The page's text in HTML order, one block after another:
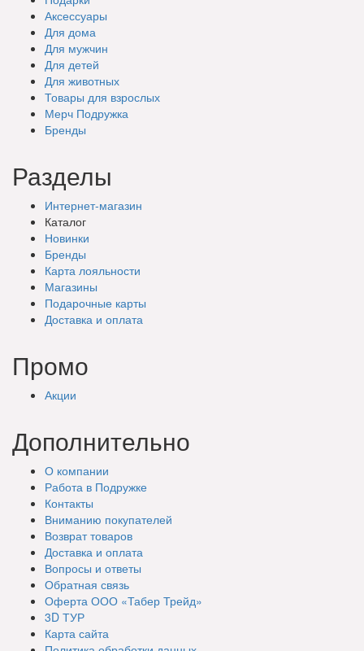
Аксессуары
Для дома
Для мужчин
Для детей
Для животных
Товары для взрослых
Мерч Подружка
Бренды
Разделы
Интернет-магазин
Каталог
Новинки
Бренды
Карта лояльности
Магазины
Подарочные карты
Доставка и оплата
Промо
Акции
Дополнительно
О компании
Работа в Подружке
Контакты
Вниманию покупателей
Возврат товаров
Доставка и оплата
Вопросы и ответы
Обратная связь
Оферта ООО «Табер Трейд»
3D ТУР
Карта сайта